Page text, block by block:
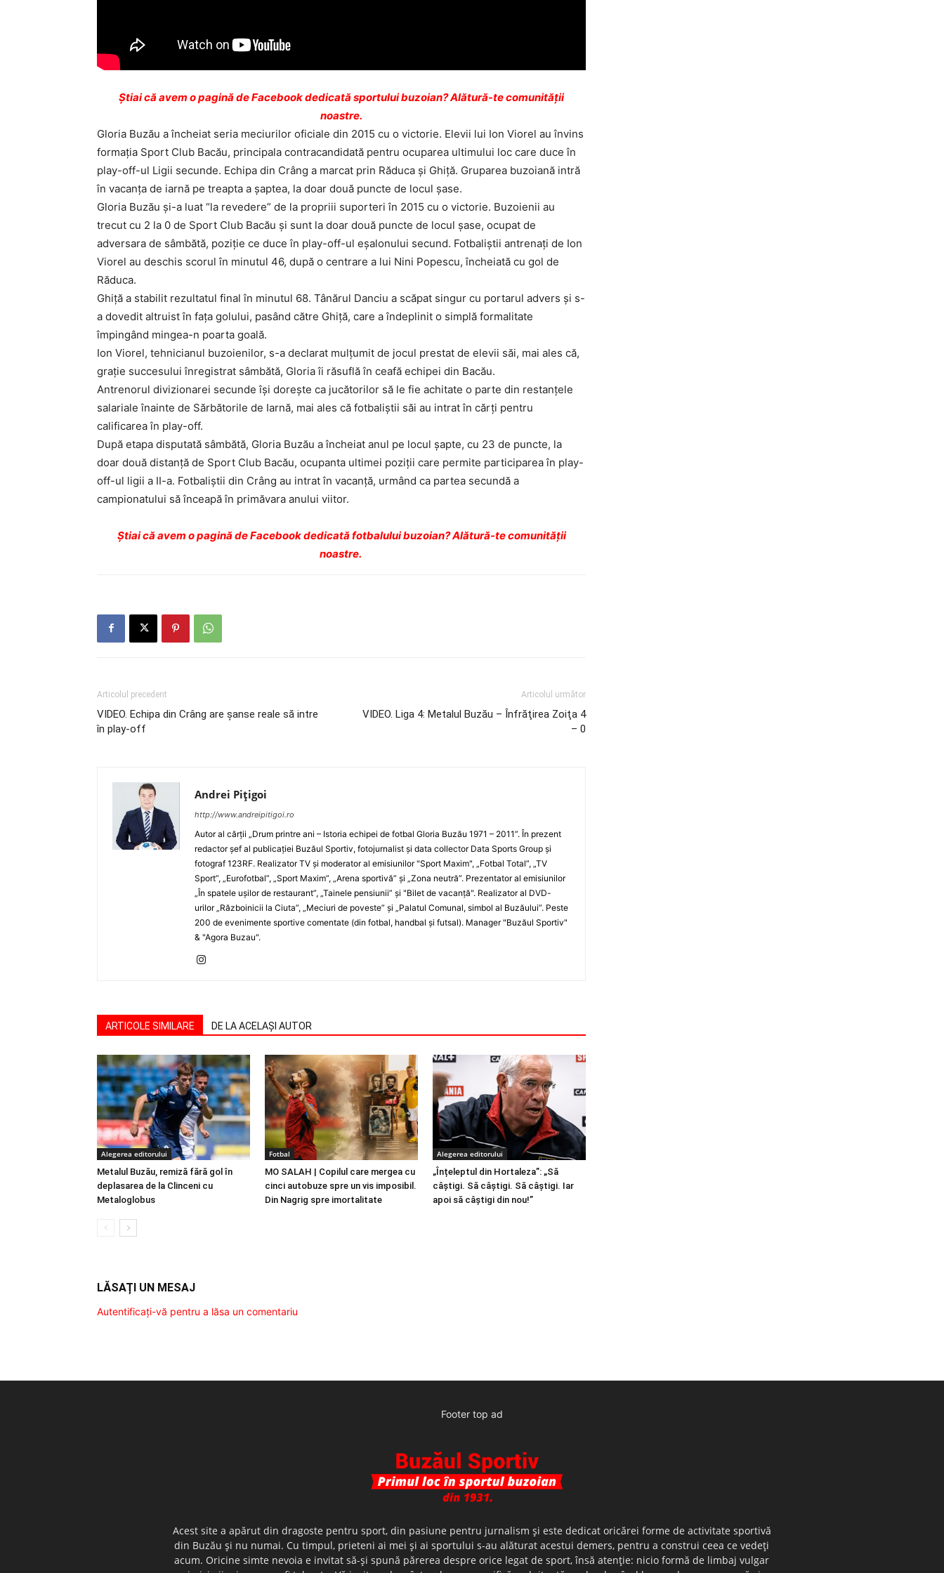
Ştiai că avem o pagină de Facebook dedicată sportului buzoian? Alătură-te comunității
noastre.
Gloria Buzău a încheiat seria meciurilor oficiale din 2015 cu o victorie. Elevii lui Ion Viorel au învins
formaţia Sport Club Bacău, principala contracandidată pentru ocuparea ultimului loc care duce în
play-off-ul Ligii secunde. Echipa din Crâng a marcat prin Răduca şi Ghiţă. Gruparea buzoiană intră
în vacanţa de iarnă pe treapta a şaptea, la doar două puncte de locul şase.
Gloria Buzău şi-a luat “la revedere” de la propriii suporteri în 2015 cu o victorie. Buzoienii au
trecut cu 2 la 0 de Sport Club Bacău şi sunt la doar două puncte de locul şase, ocupat de
adversara de sâmbătă, poziţie ce duce în play-off-ul eşalonului secund. Fotbaliştii antrenaţi de Ion
Viorel au deschis scorul în minutul 46, după o centrare a lui Nini Popescu, încheiată cu gol de
Răduca.
Ghiţă a stabilit rezultatul final în minutul 68. Tânărul Danciu a scăpat singur cu portarul advers şi s-
a dovedit altruist în faţa golului, pasând către Ghiţă, care a îndeplinit o simplă formalitate
împingând mingea-n poarta goală.
Ion Viorel, tehnicianul buzoienilor, s-a declarat mulţumit de jocul prestat de elevii săi, mai ales că,
graţie succesului înregistrat sâmbătă, Gloria îi răsuflă în ceafă echipei din Bacău.
Antrenorul divizionarei secunde îşi doreşte ca jucătorilor să le fie achitate o parte din restanţele
salariale înainte de Sărbătorile de Iarnă, mai ales că fotbaliştii săi au intrat în cărţi pentru
calificarea în play-off.
După etapa disputată sâmbătă, Gloria Buzău a încheiat anul pe locul şapte, cu 23 de puncte, la
doar două distanţă de Sport Club Bacău, ocupanta ultimei poziţii care permite participarea în play-
off-ul ligii a II-a. Fotbaliştii din Crâng au intrat în vacanţă, urmând ca partea secundă a
campionatului să înceapă în primăvara anului viitor.
Ştiai că avem o pagină de Facebook dedicată fotbalului buzoian? Alătură-te comunității
noastre.
Articolul precedent
VIDEO. Echipa din Crâng are şanse reale să intre
în play-off
Articolul următor
VIDEO. Liga 4: Metalul Buzău – Înfrăţirea Zoiţa 4
– 0
Andrei Pițigoi
http://www.andreipitigoi.ro
Autor al cărţii „Drum printre ani – Istoria echipei de fotbal Gloria Buzău 1971 – 2011”. În prezent
redactor şef al publicaţiei Buzăul Sportiv, fotojurnalist şi data collector Data Sports Group şi
fotograf 123RF. Realizator TV şi moderator al emisiunilor "Sport Maxim", „Fotbal Total”, „TV
Sport”, „Eurofotbal”, „Sport Maxim”, „Arena sportivă” şi „Zona neutră”. Prezentator al emisiunilor
„În spatele uşilor de restaurant”, „Tainele pensiunii” şi "Bilet de vacanţă". Realizator al DVD-
urilor „Războinicii la Ciuta”, „Meciuri de poveste” şi „Palatul Comunal, simbol al Buzăului”. Peste
200 de evenimente sportive comentate (din fotbal, handbal şi futsal). Manager "Buzăul Sportiv"
& "Agora Buzau".
ARTICOLE SIMILARE DE LA ACELAȘI AUTOR
Alegerea editorului
Metalul Buzău, remiză fără gol în
deplasarea de la Clinceni cu
Metaloglobus
Fotbal
MO SALAH | Copilul care mergea cu
cinci autobuze spre un vis imposibil.
Din Nagrig spre imortalitate
Alegerea editorului
„Înțeleptul din Hortaleza”: „Să
câștigi. Să câștigi. Să câștigi. Iar
apoi să câștigi din nou!”
LĂSAȚI UN MESAJ
Autentificați-vă pentru a lăsa un comentariu
Footer top ad
Acest site a apărut din dragoste pentru sport, din pasiune pentru jurnalism şi este dedicat oricărei forme de activitate sportivă
din Buzău şi nu numai. Cu timpul, prieteni ai mei şi ai sportului s-au alăturat acestui demers, pentru a construi ceea ce vedeţi
acum. Oricine simte nevoia e invitat să-şi spună părerea despre orice legat de sport, însă atenţie: nicio formă de limbaj vulgar